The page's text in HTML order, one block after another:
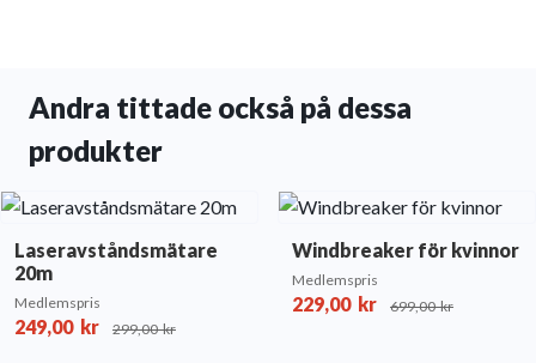
Andra tittade också på dessa
produkter
Laseravståndsmätare
20m
Medlemspris
249,00 kr 299,00kr
Windbreaker för kvinnor
Medlemspris
229,00 kr 699,00kr